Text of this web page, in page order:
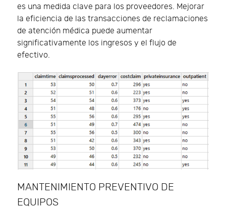
es una medida clave para los proveedores. Mejorar
la eficiencia de las transacciones de reclamaciones
de atención médica puede aumentar
significativamente los ingresos y el flujo de
efectivo.
MANTENIMIENTO PREVENTIVO DE
EQUIPOS